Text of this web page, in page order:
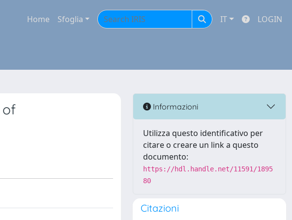
Home Sfoglia IT LOGIN
of
Informazioni
Utilizza questo identificativo per
citare o creare un link a questo
documento:
https://hdl.handle.net/11591/1895
80
Citazioni